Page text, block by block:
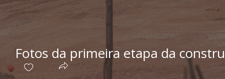
Fotos da primeira etapa da